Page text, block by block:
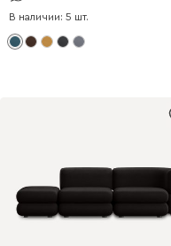
В наличии: 5 шт.